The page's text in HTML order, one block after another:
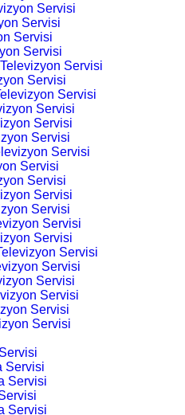
Servisi
Servisi
Servisi
Servisi
Servisi
Servisi
Servisi
Servisi
Servisi
Servisi
Servisi
Servisi
Servisi
Servisi
Servisi
Servisi
Servisi
Servisi
Servisi
Servisi
Servisi
Servisi
Servisi
Servisi
Servisi
Servisi